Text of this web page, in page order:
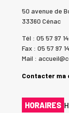
50 avenue de
33360 Cénac
Tél : 05 57 97
Fax : 05 57 97
Mail :
Contacter ma
HORAIRES